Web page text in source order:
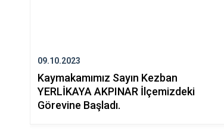
09.10.2023
Kaymakamımız Sayın Kezban
YERLİKAYA AKPINAR İlçemizdeki
Görevine Başladı.